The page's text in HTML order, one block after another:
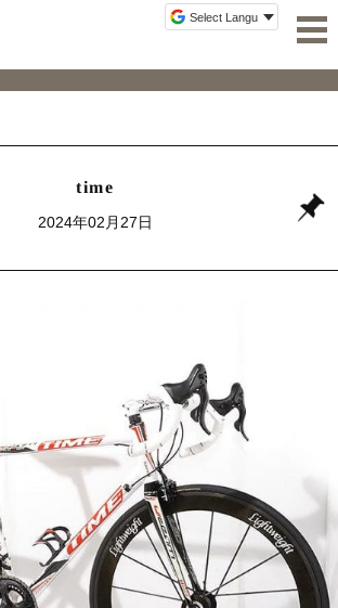
time
2024年02月27日